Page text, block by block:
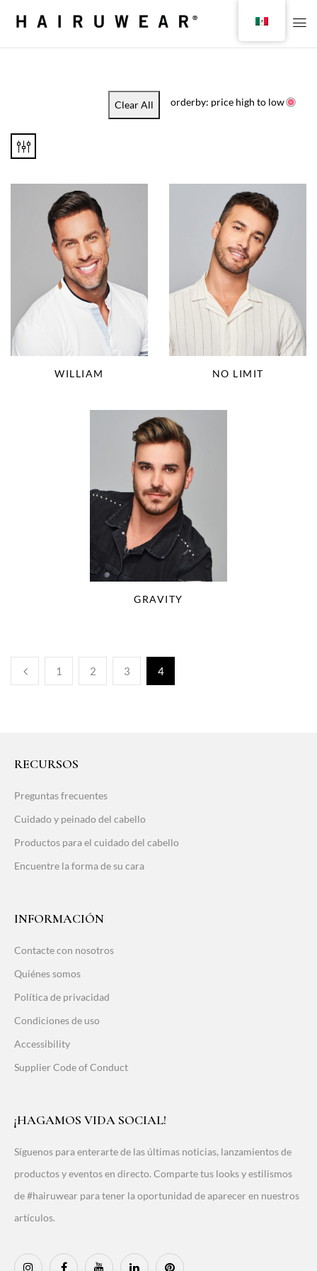
Clear All orderby: price high to low
WILLIAM NO LIMIT
GRAVITY
1 2 3 4
RECURSOS
Preguntas frecuentes
Cuidado y peinado del cabello
Productos para el cuidado del cabello
Encuentre la forma de su cara
INFORMACIÓN
Contacte con nosotros
Quiénes somos
Política de privacidad
Condiciones de uso
Accessibility
Supplier Code of Conduct
¡HAGAMOS VIDA SOCIAL!
Síguenos para enterarte de las últimas noticias, lanzamientos de
productos y eventos en directo. Comparte tus looks y estilismos
de #hairuwear para tener la oportunidad de aparecer en nuestros
artículos.